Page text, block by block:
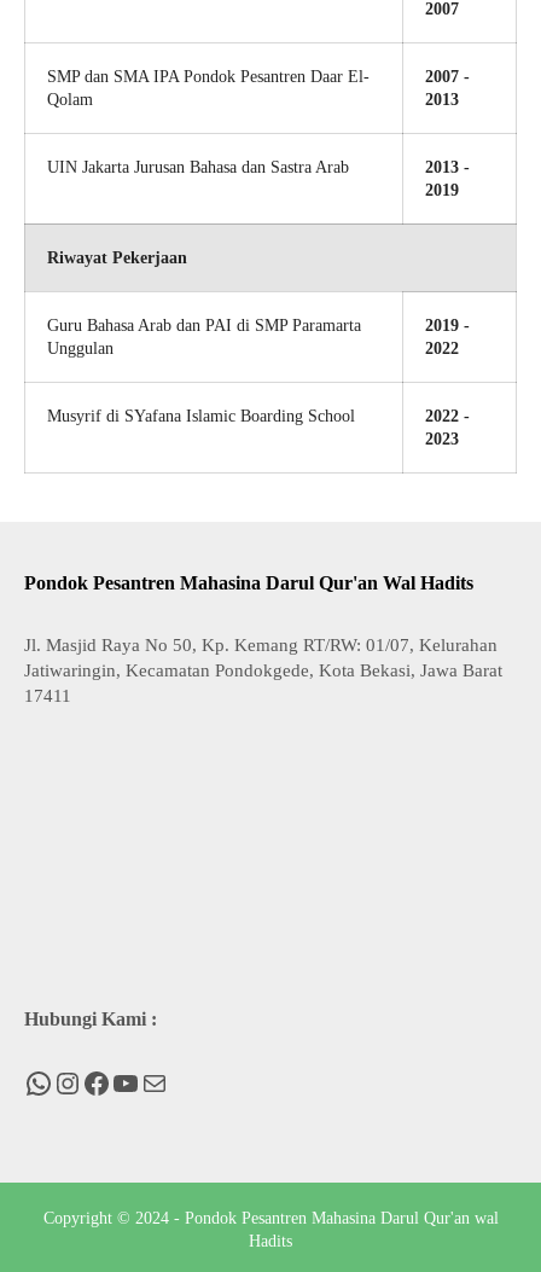
2007
SMP dan SMA IPA Pondok Pesantren Daar El-
Qolam
2007 -
2013
UIN Jakarta Jurusan Bahasa dan Sastra Arab
2013 -
2019
Riwayat Pekerjaan
Guru Bahasa Arab dan PAI di SMP Paramarta
Unggulan
2019 -
2022
Musyrif di SYafana Islamic Boarding School
2022 -
2023
Pondok Pesantren Mahasina Darul Qur'an Wal Hadits
Jl. Masjid Raya No 50, Kp. Kemang RT/RW: 01/07, Kelurahan
Jatiwaringin, Kecamatan Pondokgede, Kota Bekasi, Jawa Barat
17411
Hubungi Kami :
WhatsApp
Instagram
Facebook
You Tube
Mail
Copyright © 2024 - Pondok Pesantren Mahasina Darul Qur'an wal
Hadits